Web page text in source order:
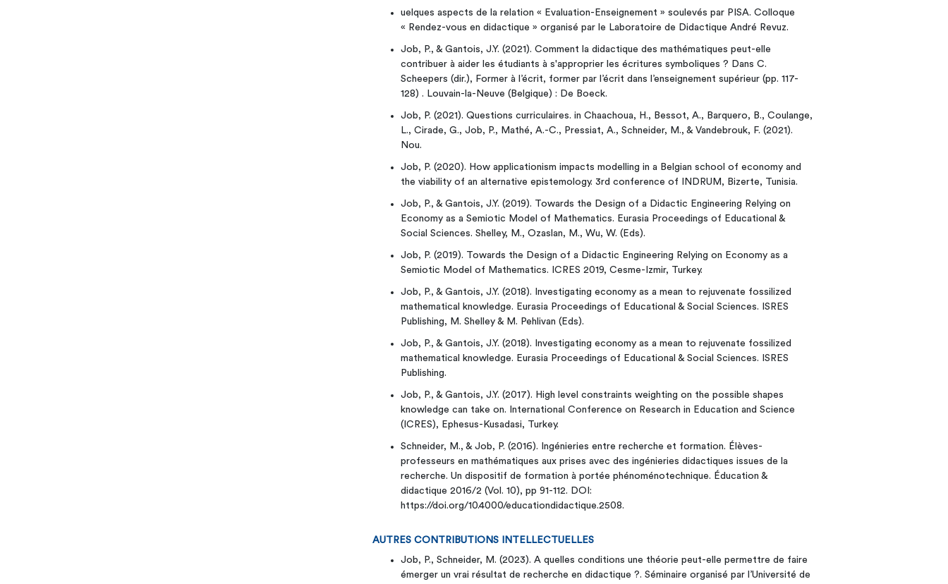
uelques aspects de la relation « Evaluation-Enseignement » soulevés par PISA. Colloque
« Rendez-vous en didactique » organisé par le Laboratoire de Didactique André Revuz.
Job, P., & Gantois, J.Y. (2021). Comment la didactique des mathématiques peut-elle
contribuer à aider les étudiants à s'approprier les écritures symboliques ? Dans C.
Scheepers (dir.), Former à l’écrit, former par l’écrit dans l’enseignement supérieur (pp. 117-
128) . Louvain-la-Neuve (Belgique) : De Boeck.
Job, P. (2021). Questions curriculaires. in Chaachoua, H., Bessot, A., Barquero, B., Coulange,
L., Cirade, G., Job, P., Mathé, A.-C., Pressiat, A., Schneider, M., & Vandebrouk, F. (2021).
Nou.
Job, P. (2020). How applicationism impacts modelling in a Belgian school of economy and
the viability of an alternative epistemology. 3rd conference of INDRUM, Bizerte, Tunisia.
Job, P., & Gantois, J.Y. (2019). Towards the Design of a Didactic Engineering Relying on
Economy as a Semiotic Model of Mathematics. Eurasia Proceedings of Educational &
Social Sciences. Shelley, M., Ozaslan, M., Wu, W. (Eds).
Job, P. (2019). Towards the Design of a Didactic Engineering Relying on Economy as a
Semiotic Model of Mathematics. ICRES 2019, Cesme-Izmir, Turkey.
Job, P., & Gantois, J.Y. (2018). Investigating economy as a mean to rejuvenate fossilized
mathematical knowledge. Eurasia Proceedings of Educational & Social Sciences. ISRES
Publishing, M. Shelley & M. Pehlivan (Eds).
Job, P., & Gantois, J.Y. (2018). Investigating economy as a mean to rejuvenate fossilized
mathematical knowledge. Eurasia Proceedings of Educational & Social Sciences. ISRES
Publishing.
Job, P., & Gantois, J.Y. (2017). High level constraints weighting on the possible shapes
knowledge can take on. International Conference on Research in Education and Science
(ICRES), Ephesus-Kusadasi, Turkey.
Schneider, M., & Job, P. (2016). Ingénieries entre recherche et formation. Élèves-
professeurs en mathématiques aux prises avec des ingénieries didactiques issues de la
recherche. Un dispositif de formation à portée phénoménotechnique. Éducation &
didactique 2016/2 (Vol. 10), pp 91-112. DOI:
https://doi.org/10.4000/educationdidactique.2508.
AUTRES CONTRIBUTIONS INTELLECTUELLES
Job, P., Schneider, M. (2023). A quelles conditions une théorie peut-elle permettre de faire
émerger un vrai résultat de recherche en didactique ?. Séminaire organisé par l’Université de